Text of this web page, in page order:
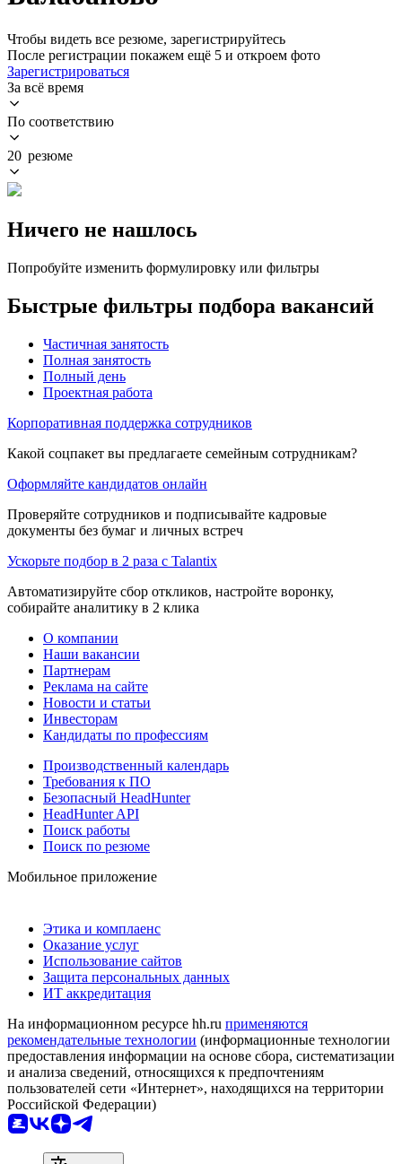
Чтобы видеть все резюме, зарегистрируйтесь
После регистрации покажем ещё 5 и откроем фото
Зарегистрироваться
За всё время
По соответствию
20 резюме
Ничего не нашлось
Попробуйте изменить формулировку или фильтры
Быстрые фильтры подбора вакансий
Частичная занятость
Полная занятость
Полный день
Проектная работа
Корпоративная поддержка сотрудников
Какой соцпакет вы предлагаете семейным сотрудникам?
Оформляйте кандидатов онлайн
Проверяйте сотрудников и подписывайте кадровые
документы без бумаг и личных встреч
Ускорьте подбор в 2 раза с Talantix
Автоматизируйте сбор откликов, настройте воронку,
собирайте аналитику в 2 клика
О компании
Наши вакансии
Партнерам
Реклама на сайте
Новости и статьи
Инвесторам
Кандидаты по профессиям
Производственный календарь
Требования к ПО
Безопасный HeadHunter
HeadHunter API
Поиск работы
Поиск по резюме
Мобильное приложение
Этика и комплаенс
Оказание услуг
Использование сайтов
Защита персональных данных
ИТ аккредитация
На информационном ресурсе hh.ru применяются
рекомендательные технологии (информационные технологии
предоставления информации на основе сбора, систематизации
и анализа сведений, относящихся к предпочтениям
пользователей сети «Интернет», находящихся на территории
Российской Федерации)